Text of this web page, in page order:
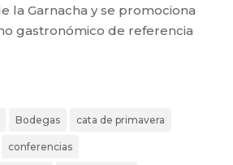
la Garnacha y se promociona
gastronómico de referencia
Bodegas cata de primavera
conferencias